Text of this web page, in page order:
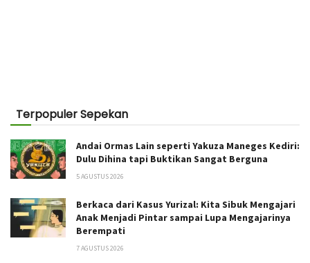
Terpopuler Sepekan
Andai Ormas Lain seperti Yakuza Maneges Kediri:
Dulu Dihina tapi Buktikan Sangat Berguna
5 AGUSTUS 2026
Berkaca dari Kasus Yurizal: Kita Sibuk Mengajari
Anak Menjadi Pintar sampai Lupa Mengajarinya
Berempati
7 AGUSTUS 2026